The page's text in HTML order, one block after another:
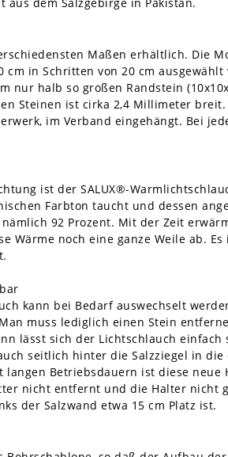
Maßen erhältlich. Die
cm in Schritten von 20 cm
nur halb so großen Randstein
Steinen ist cirka 2,4 Millimeter
im Verband eingehängt. Bei
ist der SALUX®-
Farbton taucht und dessen
92 Prozent. Mit der Zeit
Wärme noch eine ganze Weile ab.
kann bei Bedarf auswechselt
muss lediglich einen Stein
lässt sich der Lichtschlauch
seitlich hinter die Salzziegel in
langen Betriebsdauern ist diese
nicht entfernt und die Halter nicht
der Salzwand etwa 15 cm Platz ist.